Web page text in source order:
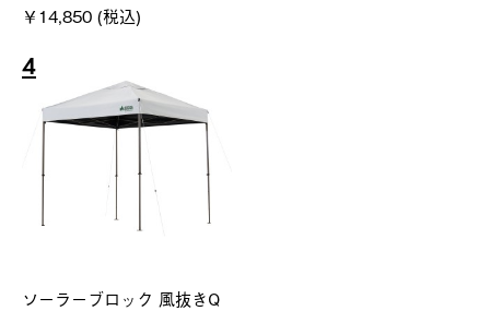
￥14,850 (税込)
4
ソーラーブロック 風抜きQ